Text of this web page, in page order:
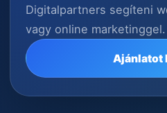
Digitalpartners segíteni
vagy online marketinggel.
Ajánlatot